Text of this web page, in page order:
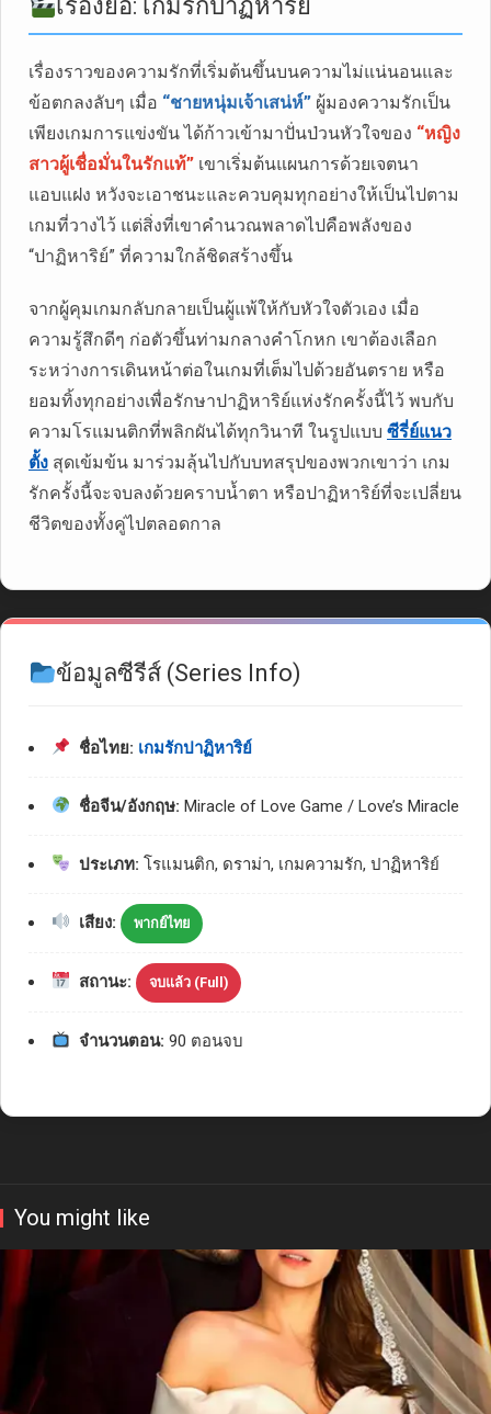
เรื่องย่อ: เกมรักปาฏิหาริย์
เรื่องราวของความรักที่เริ่มต้นขึ้นบนความไม่แน่นอนและ
ข้อตกลงลับๆ เมื่อ “ชายหนุ่มเจ้าเสน่ห์” ผู้มองความรักเป็น
เพียงเกมการแข่งขัน ได้ก้าวเข้ามาปั่นป่วนหัวใจของ “หญิง
สาวผู้เชื่อมั่นในรักแท้” เขาเริ่มต้นแผนการด้วยเจตนา
แอบแฝง หวังจะเอาชนะและควบคุมทุกอย่างให้เป็นไปตาม
เกมที่วางไว้ แต่สิ่งที่เขาคำนวณพลาดไปคือพลังของ
“ปาฏิหาริย์” ที่ความใกล้ชิดสร้างขึ้น
จากผู้คุมเกมกลับกลายเป็นผู้แพ้ให้กับหัวใจตัวเอง เมื่อ
ความรู้สึกดีๆ ก่อตัวขึ้นท่ามกลางคำโกหก เขาต้องเลือก
ระหว่างการเดินหน้าต่อในเกมที่เต็มไปด้วยอันตราย หรือ
ยอมทิ้งทุกอย่างเพื่อรักษาปาฏิหาริย์แห่งรักครั้งนี้ไว้ พบกับ
ความโรแมนติกที่พลิกผันได้ทุกวินาที ในรูปแบบ ซีรี่ย์แนว
ตั้ง สุดเข้มข้น มาร่วมลุ้นไปกับบทสรุปของพวกเขาว่า เกม
รักครั้งนี้จะจบลงด้วยคราบน้ำตา หรือปาฏิหาริย์ที่จะเปลี่ยน
ชีวิตของทั้งคู่ไปตลอดกาล
ข้อมูลซีรีส์ (Series Info)
ชื่อไทย: เกมรักปาฏิหาริย์
ชื่อจีน/อังกฤษ: Miracle of Love Game / Love’s Miracle
ประเภท: โรแมนติก, ดราม่า, เกมความรัก, ปาฏิหาริย์
เสียง: พากย์ไทย
สถานะ: จบแล้ว (Full)
จำนวนตอน: 90 ตอนจบ
You might like